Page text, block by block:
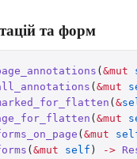
та форм
( &mut
( &mut
( &
( &mut
( &mut
( &mut self ) ->